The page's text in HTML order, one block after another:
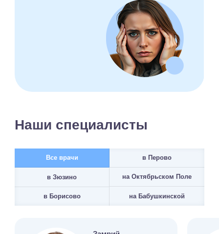
Наши специалисты
Все врачи в Перово
в Зюзино на Октябрьском Поле
в Борисово на Бабушкинской